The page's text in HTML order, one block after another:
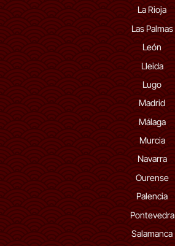
La Rioja
Las Palmas
León
Lleida
Lugo
Madrid
Málaga
Murcia
Navarra
Ourense
Palencia
Pontevedra
Salamanca